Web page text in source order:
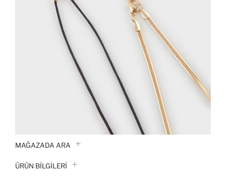
MAĞAZADA ARA
ÜRÜN BILGILERI